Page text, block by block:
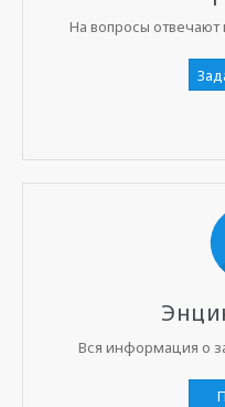
На вопросы
Вся информация о